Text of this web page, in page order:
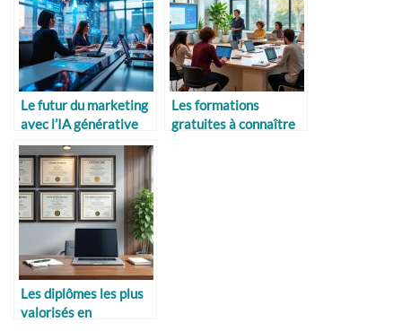
Le futur du marketing
avec l’IA générative
Les formations
gratuites à connaître
Les diplômes les plus
valorisés en